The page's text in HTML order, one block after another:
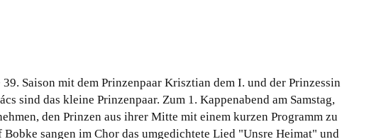
Saison mit dem Prinzenpaar Krisztian dem I. und der Prinzessin
sind das kleine Prinzenpaar. Zum 1. Kappenabend am Samstag,
den Prinzen aus ihrer Mitte mit einem kurzen Programm zu
sangen im Chor das umgedichtete Lied "Unsre Heimat" und